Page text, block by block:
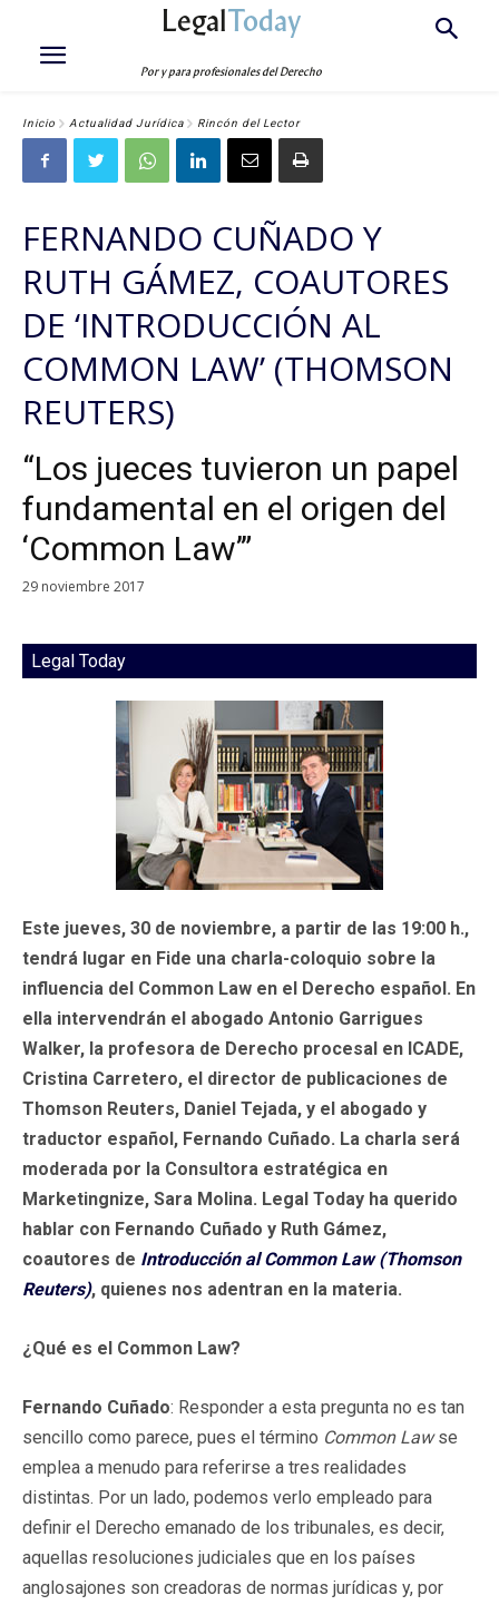
LegalToday
Por y para profesionales del Derecho
Inicio Actualidad Jurídica Rincón del Lector
FERNANDO CUÑADO Y
RUTH GÁMEZ, COAUTORES
DE ‘INTRODUCCIÓN AL
COMMON LAW’ (THOMSON
REUTERS)
“Los jueces tuvieron un papel
fundamental en el origen del
‘Common Law’”
29 noviembre 2017
Legal Today
Este jueves, 30 de noviembre, a partir de las 19:00 h.,
tendrá lugar en Fide una charla-coloquio sobre la
influencia del Common Law en el Derecho español. En
ella intervendrán el abogado Antonio Garrigues
Walker, la profesora de Derecho procesal en ICADE,
Cristina Carretero, el director de publicaciones de
Thomson Reuters, Daniel Tejada, y el abogado y
traductor español, Fernando Cuñado. La charla será
moderada por la Consultora estratégica en
Marketingnize, Sara Molina. Legal Today ha querido
hablar con Fernando Cuñado y Ruth Gámez,
coautores de Introducción al Common Law (Thomson
Reuters), quienes nos adentran en la materia.
¿Qué es el Common Law?
Fernando Cuñado: Responder a esta pregunta no es tan
sencillo como parece, pues el término Common Lawse
emplea a menudo para referirse a tres realidades
distintas. Por un lado, podemos verlo empleado para
definir el Derecho emanado de los tribunales, es decir,
aquellas resoluciones judiciales que en los países
anglosajones son creadoras de normas jurídicas y, por